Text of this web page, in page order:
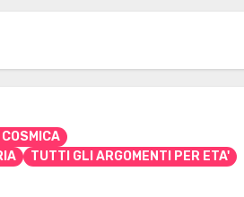
TUTTI GLI ARGOMENTI PER ETA'